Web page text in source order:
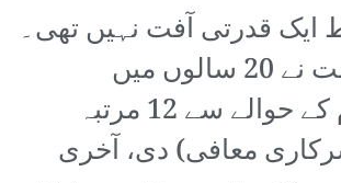
ایک قدرتی آفت نہیں تھی۔
اردگان حکومت نے 20 سالوں میں
تعمیراتی کام کے حوالے سے 12 مرتبہ
معافی) دی، آخری